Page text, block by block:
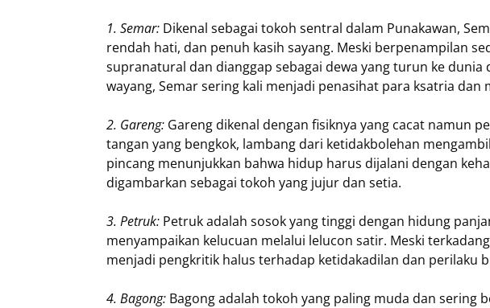
1. Semar: Dikenal sebagai tokoh sentral dalam Punakawan,
rendah hati, dan penuh kasih sayang. Meski berpenampilan
supranatural dan dianggap sebagai dewa yang turun ke dunia
wayang, Semar sering kali menjadi penasihat para ksatria dan
2. Gareng: Gareng dikenal dengan fisiknya yang cacat namun
tangan yang bengkok, lambang dari ketidakbolehan
pincang menunjukkan bahwa hidup harus dijalani dengan
digambarkan sebagai tokoh yang jujur dan setia.
3. Petruk: Petruk adalah sosok yang tinggi dengan hidung
menyampaikan kelucuan melalui lelucon satir. Meski
menjadi pengkritik halus terhadap ketidakadilan dan perilaku
4. Bagong: Bagong adalah tokoh yang paling muda dan sering